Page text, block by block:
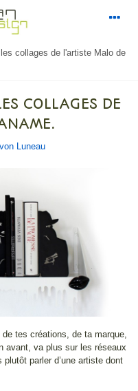
collages de l'artiste Malo de
COLLAGES DE
Luneau
tes créations, de ta marque,
va plus sur les réseaux
parler d’une artiste dont